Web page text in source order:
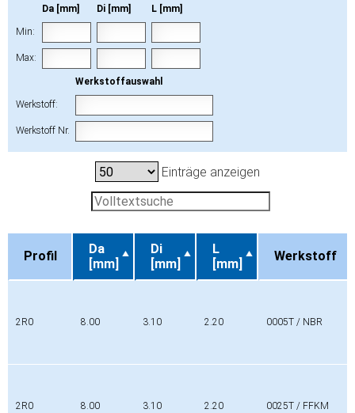
Da [mm] Di [mm] L [mm]
Min:
Max:
Werkstoffauswahl
Werkstoff:
Werkstoff Nr.
Einträge anzeigen
Profil
Da
[mm]
Di
[mm]
L
[mm]
Werkstoff
2R0 8.00 3.10 2.20 0005T / NBR
2R0 8.00 3.10 2.20 0025T / FFKM